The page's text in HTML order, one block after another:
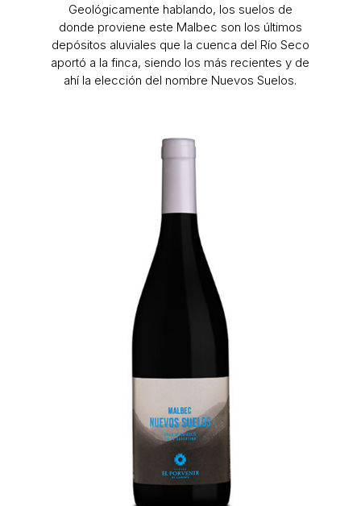
Geológicamente hablando, los suelos de
donde proviene este Malbec son los últimos
depósitos aluviales que la cuenca del Río Seco
aportó a la finca, siendo los más recientes y de
ahí la elección del nombre Nuevos Suelos.